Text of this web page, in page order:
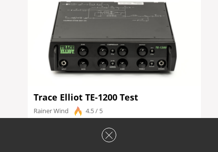
Trace Elliot TE-1200 Test
Rainer Wind 4.5 / 5